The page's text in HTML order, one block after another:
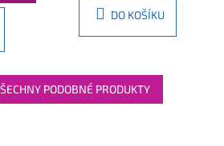
DO KOŠÍKU
PODOBNÉ PRODUKTY